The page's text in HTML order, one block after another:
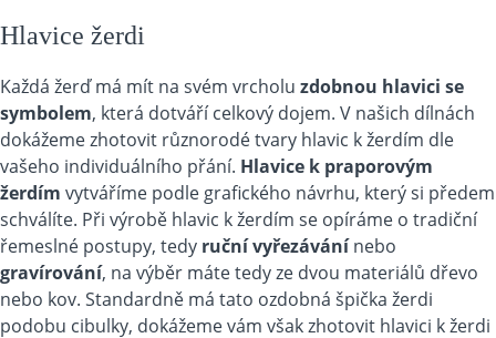
Hlavice žerdi
Každá žerď má mít na svém vrcholu zdobnou hlavici se
symbolem, která dotváří celkový dojem. V našich dílnách
dokážeme zhotovit různorodé tvary hlavic k žerdím dle
vašeho individuálního přání. Hlavice k praporovým
žerdím vytváříme podle grafického návrhu, který si předem
schválíte. Při výrobě hlavic k žerdím se opíráme o tradiční
řemeslné postupy, tedy ruční vyřezávánínebo
gravírování, na výběr máte tedy ze dvou materiálů dřevo
nebo kov. Standardně má tato ozdobná špička žerdi
podobu cibulky, dokážeme vám však zhotovit hlavici k žerdi